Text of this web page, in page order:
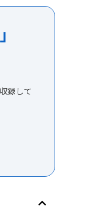
録して